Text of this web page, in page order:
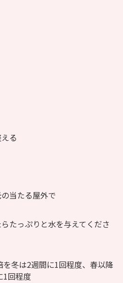
る
当たる屋外で
たっぷりと水を与えてくださ
を冬は2週間に1回程度、春以降
1回程度